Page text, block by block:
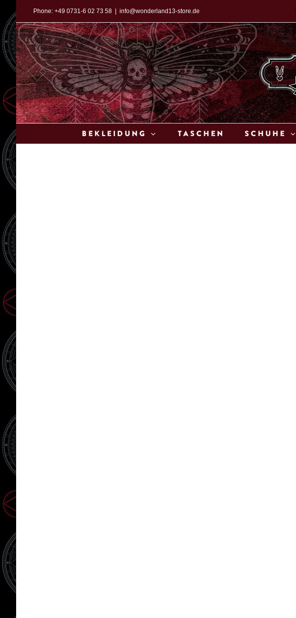
Inhalt
springen
Phone: +49 0731-6 02 73 58 info@wonderland13-store.de
Bekleidung Taschen Schuhe